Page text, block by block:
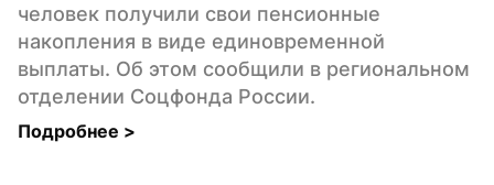
человек получили свои пенсионные
накопления в виде единовременной
выплаты. Об этом сообщили в региональном
отделении Соцфонда России.
Подробнее >